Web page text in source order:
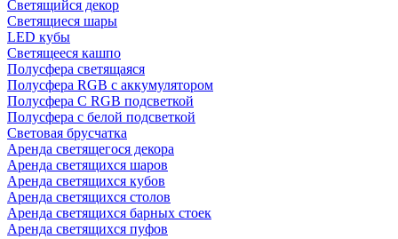
Светящийся декор
Светящиеся шары
LED кубы
Светящееся кашпо
Полусфера светящаяся
Полусфера RGB с аккумулятором
Полусфера С RGB подсветкой
Полусфера с белой подсветкой
Световая брусчатка
Аренда светящегося декора
Аренда светящихся шаров
Аренда светящихся кубов
Аренда светящихся столов
Аренда светящихся барных стоек
Аренда светящихся пуфов